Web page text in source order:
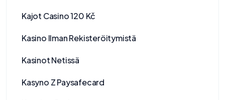
Kajot Casino 120 Kč
Kasino Ilman Rekisteröitymistä
Kasinot Netissä
Kasyno Z Paysafecard